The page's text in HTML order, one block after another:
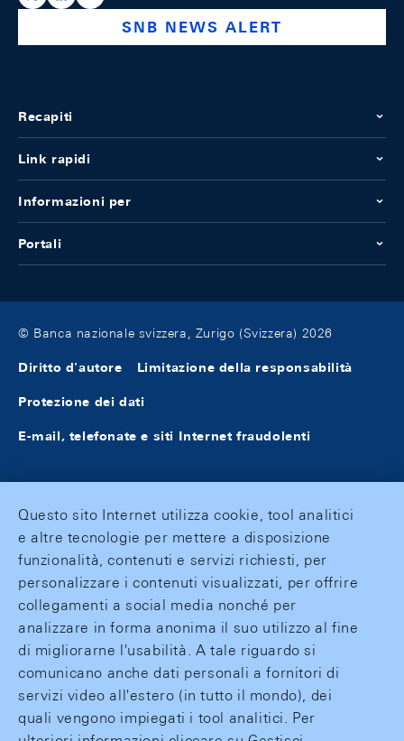
SNB NEWS ALERT
Recapiti
Link rapidi
Informazioni per
Portali
© Banca nazionale svizzera, Zurigo (Svizzera) 2026
Diritto d'autore Limitazione della responsabilità
Protezione dei dati
E-mail, telefonate e siti Internet fraudolenti
Questo sito Internet utilizza cookie, tool analitici
e altre tecnologie per mettere a disposizione
funzionalità, contenuti e servizi richiesti, per
personalizzare i contenuti visualizzati, per offrire
collegamenti a social media nonché per
analizzare in forma anonima il suo utilizzo al fine
di migliorarne l'usabilità. A tale riguardo si
comunicano anche dati personali a fornitori di
servizi video all'estero (in tutto il mondo), dei
quali vengono impiegati i tool analitici. Per